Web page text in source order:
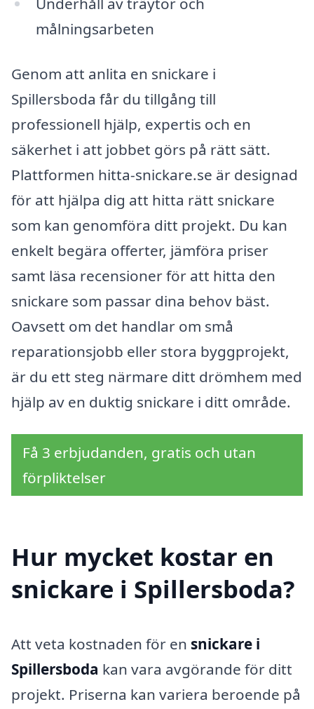
målningsarbeten
Genom att anlita en snickare i
Spillersboda får du tillgång till
professionell hjälp, expertis och en
säkerhet i att jobbet görs på rätt sätt.
Plattformen hitta-snickare.se är designad
för att hjälpa dig att hitta rätt snickare
som kan genomföra ditt projekt. Du kan
enkelt begära offerter, jämföra priser
samt läsa recensioner för att hitta den
snickare som passar dina behov bäst.
Oavsett om det handlar om små
reparationsjobb eller stora byggprojekt,
är du ett steg närmare ditt drömhem med
hjälp av en duktig snickare i ditt område.
Få 3 erbjudanden, gratis och utan
förpliktelser
Hur mycket kostar en
snickare i Spillersboda?
Att veta kostnaden för en snickare i
Spillersboda kan vara avgörande för ditt
projekt. Priserna kan variera beroende på